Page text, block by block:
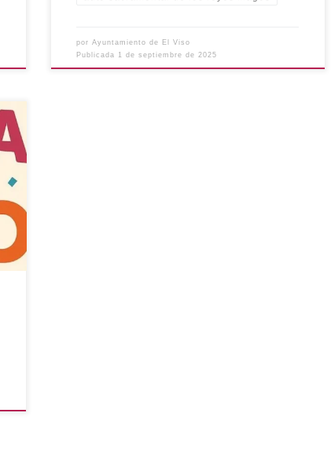
porAyuntamiento de El Viso
Publicada 1 de septiembre de 2025